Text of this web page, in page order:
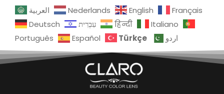
العربية Nederlands English
Français
Deutsch
עִבְרִית हिन्दी
Italiano
Português
Español Türkçe اردو